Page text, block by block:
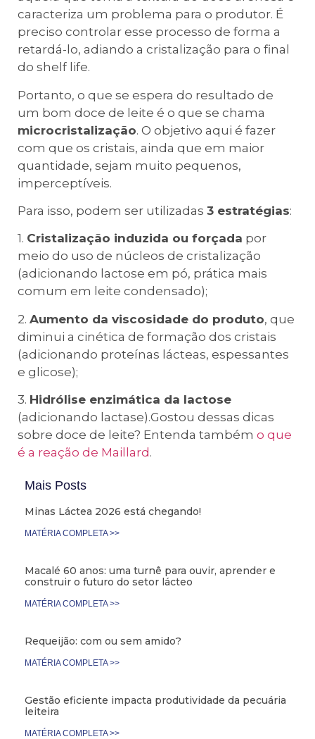
caracteriza um problema para o produtor. É
preciso controlar esse processo de forma a
retardá-lo, adiando a cristalização para o final
do shelf life.
Portanto, o que se espera do resultado de
um bom doce de leite é o que se chama
microcristalização. O objetivo aqui é fazer
com que os cristais, ainda que em maior
quantidade, sejam muito pequenos,
imperceptíveis.
Para isso, podem ser utilizadas 3 estratégias:
1. Cristalização induzida ou forçada por
meio do uso de núcleos de cristalização
(adicionando lactose em pó, prática mais
comum em leite condensado);
2. Aumento da viscosidade do produto, que
diminui a cinética de formação dos cristais
(adicionando proteínas lácteas, espessantes
e glicose);
3. Hidrólise enzimática da lactose
(adicionando lactase).Gostou dessas dicas
sobre doce de leite? Entenda também o que
é a reação de Maillard .
Mais Posts
Minas Láctea 2026 está chegando!
MATÉRIA COMPLETA >>
Macalé 60 anos: uma turnê para ouvir, aprender e
construir o futuro do setor lácteo
MATÉRIA COMPLETA >>
Requeijão: com ou sem amido?
MATÉRIA COMPLETA >>
Gestão eficiente impacta produtividade da pecuária
leiteira
MATÉRIA COMPLETA >>